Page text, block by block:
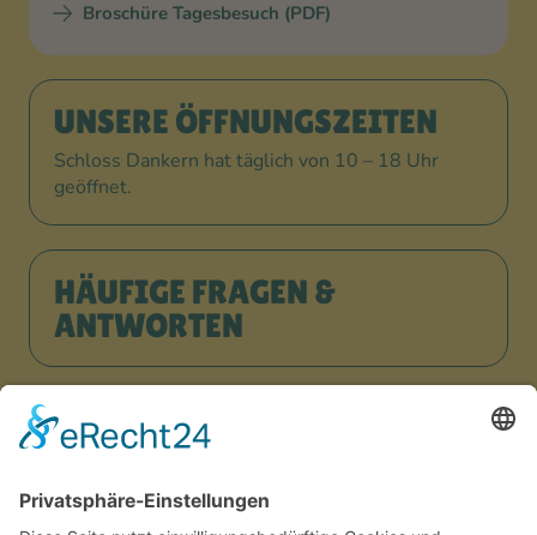
Broschüre Tagesbesuch (PDF)
UNSERE ÖFFNUNGSZEITEN
Schloss Dankern hat täglich von 10 – 18 Uhr
geöffnet.
HÄUFIGE FRAGEN &
ANTWORTEN
JETZT URLAUB BUCHEN!